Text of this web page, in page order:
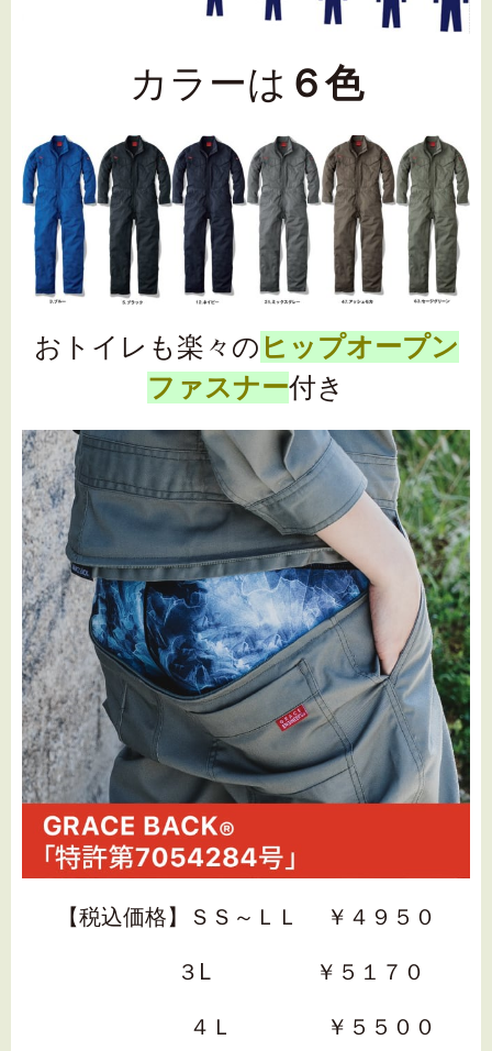
カラーは ６色
おトイレも楽々の ヒップオープン
ファスナー付き
【税込価格】ＳＳ～ＬＬ ￥４９５０
３L ￥５１７０
４Ｌ ￥５５００